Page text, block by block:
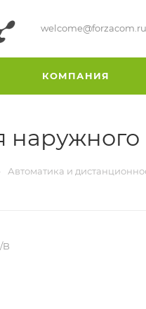
welcome@forzacom.ru
КОМПАНИЯ
Автоматика и
B